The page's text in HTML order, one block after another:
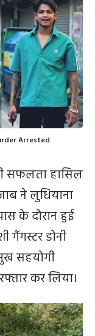
Arrested
सफलता हासिल
ने लुधियाना
के दौरान हुई
गैंगस्टर डोनी
सहयोगी
कर लिया।